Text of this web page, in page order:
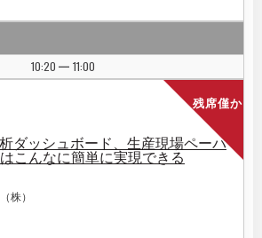
10:20
| 11:00
残席僅か
ダッシュボード、生産現場ペーパ
こんなに簡単に実現できる
株）